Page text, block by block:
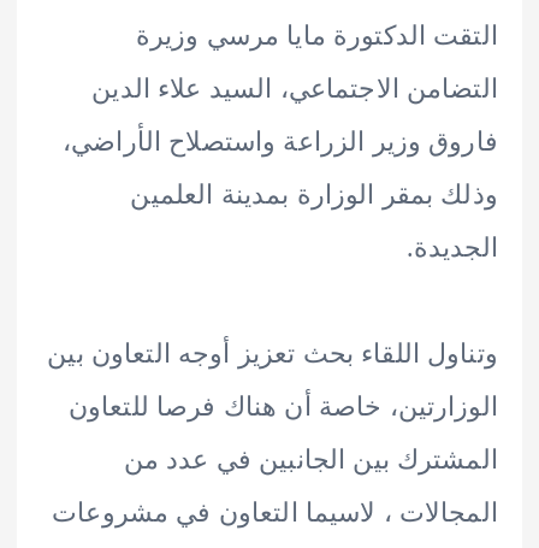
الدكتورة مايا مرسي وزيرة
الاجتماعي، السيد علاء الدين
وزير الزراعة واستصلاح الأراضي،
بمقر الوزارة بمدينة العلمين
اللقاء بحث تعزيز أوجه التعاون بين
خاصة أن هناك فرصا للتعاون
بين الجانبين في عدد من
، لاسيما التعاون في مشروعات